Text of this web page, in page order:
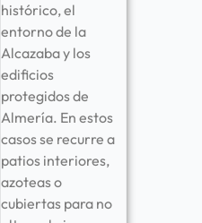
histórico, el
entorno de la
Alcazaba y los
edificios
protegidos de
Almería. En estos
casos se recurre a
patios interiores,
azoteas o
cubiertas para no